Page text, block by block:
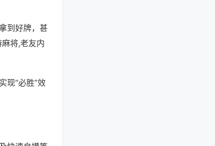
到好牌，甚
将,老友内
现“必胜”效